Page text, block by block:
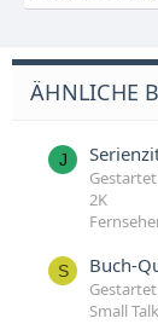
ÄHNLICHE
J
2K
S Buch-
Small Talk